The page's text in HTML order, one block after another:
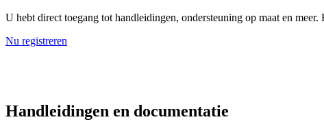
U hebt direct toegang tot handleidingen, ondersteuning op maat en
Nu registreren
Handleidingen en documentatie